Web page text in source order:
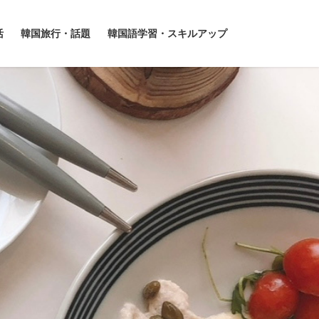
韓国旅行・話題 韓国語学習・スキルアップ